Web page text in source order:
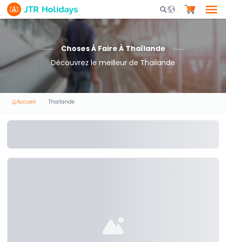
Mobile Search
Choses À Faire À Thaïlande
Découvrez le meilleur de Thaïlande
Accueil Thaïlande